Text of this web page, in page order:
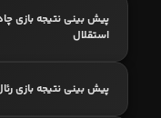
پیش بینی نتیجه بازی
استقلال
پیش بینی نتیجه بازی